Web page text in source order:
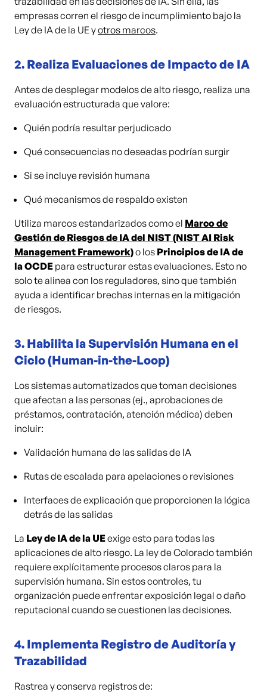
empresas corren el riesgo de incumplimiento bajo la
Ley de IA de la UE yotros marcos.
2. Realiza Evaluaciones de Impacto de IA
Antes de desplegar modelos de alto riesgo, realiza una
evaluación estructurada que valore:
Quién podría resultar perjudicado
Qué consecuencias no deseadas podrían surgir
Si se incluye revisión humana
Qué mecanismos de respaldo existen
Utiliza marcos estandarizados como el Marco de
Gestión de Riesgos de IA del NIST (NIST AI Risk
Management Framework)o los Principios de IA de
la OCDE para estructurar estas evaluaciones. Esto no
solo te alinea con los reguladores, sino que también
ayuda a identificar brechas internas en la mitigación
de riesgos.
3. Habilita la Supervisión Humana en el
Ciclo (Human-in-the-Loop)
Los sistemas automatizados que toman decisiones
que afectan a las personas (ej., aprobaciones de
préstamos, contratación, atención médica) deben
incluir:
Validación humana de las salidas de IA
Rutas de escalada para apelaciones o revisiones
Interfaces de explicación que proporcionen la lógica
detrás de las salidas
La Ley de IA de la UEexige esto para todas las
aplicaciones de alto riesgo. La ley de Colorado también
requiere explícitamente procesos claros para la
supervisión humana. Sin estos controles, tu
organización puede enfrentar exposición legal o daño
reputacional cuando se cuestionen las decisiones.
4. Implementa Registro de Auditoría y
Trazabilidad
Rastrea y conserva registros de: